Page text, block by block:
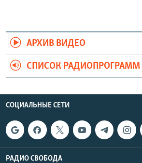
АРХИВ ВИДЕО
СПИСОК РАДИОПРОГРАММ
СОЦИАЛЬНЫЕ СЕТИ
РАДИО СВОБОДА